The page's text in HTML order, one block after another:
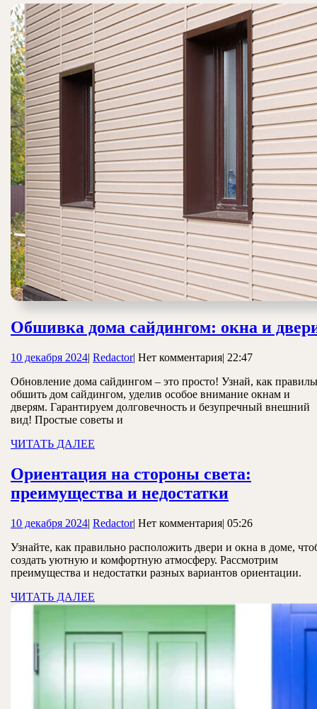
Обшивка дома сайдингом: окна и
10 декабря 202410
2024
| RedactorRedactor
| Нет комментария| 22:47
Обновление дома сайдингом – это просто! Узнай, как
обшить дом сайдингом, уделив особое внимание окнам и
дверям. Гарантируем долговечность и безупречный внешний
вид! Простые советы и
ЧИТАТЬ ДАЛЕЕ
Ориентация на стороны света:
преимущества и недостатки
стороны
света:
недостатки
10 декабря 202410
2024
| RedactorRedactor
| Нет комментария| 05:26
Узнайте, как правильно расположить двери и окна в доме,
создать уютную и комфортную атмосферу. Рассмотрим
преимущества и недостатки разных вариантов ориентации.
ЧИТАТЬ ДАЛЕЕ
ДАЛЕЕ